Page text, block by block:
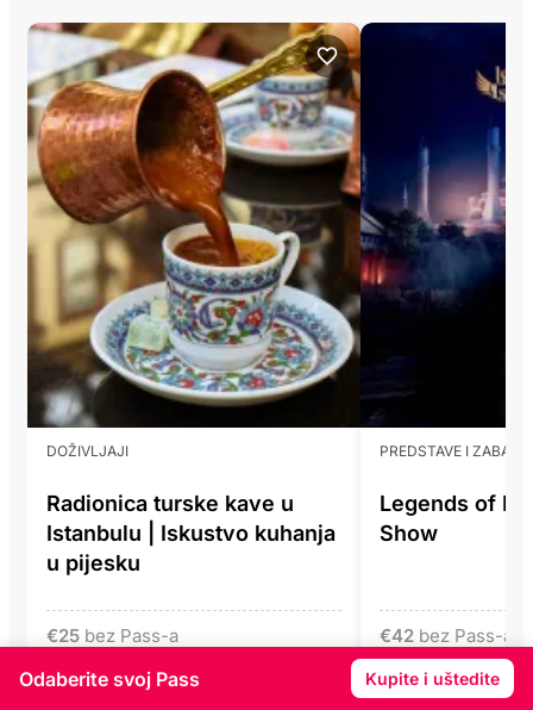
DOŽIVLJAJI
Radionica turske kave u
Istanbulu | Iskustvo kuhanja
u pijesku
€25 bez Pass-a
PREDSTAVE I ZABAVA
Legends of
Show
€42 bez Pass-a
Uključeno s
Odaberite svoj Pass Kupite i uštedite